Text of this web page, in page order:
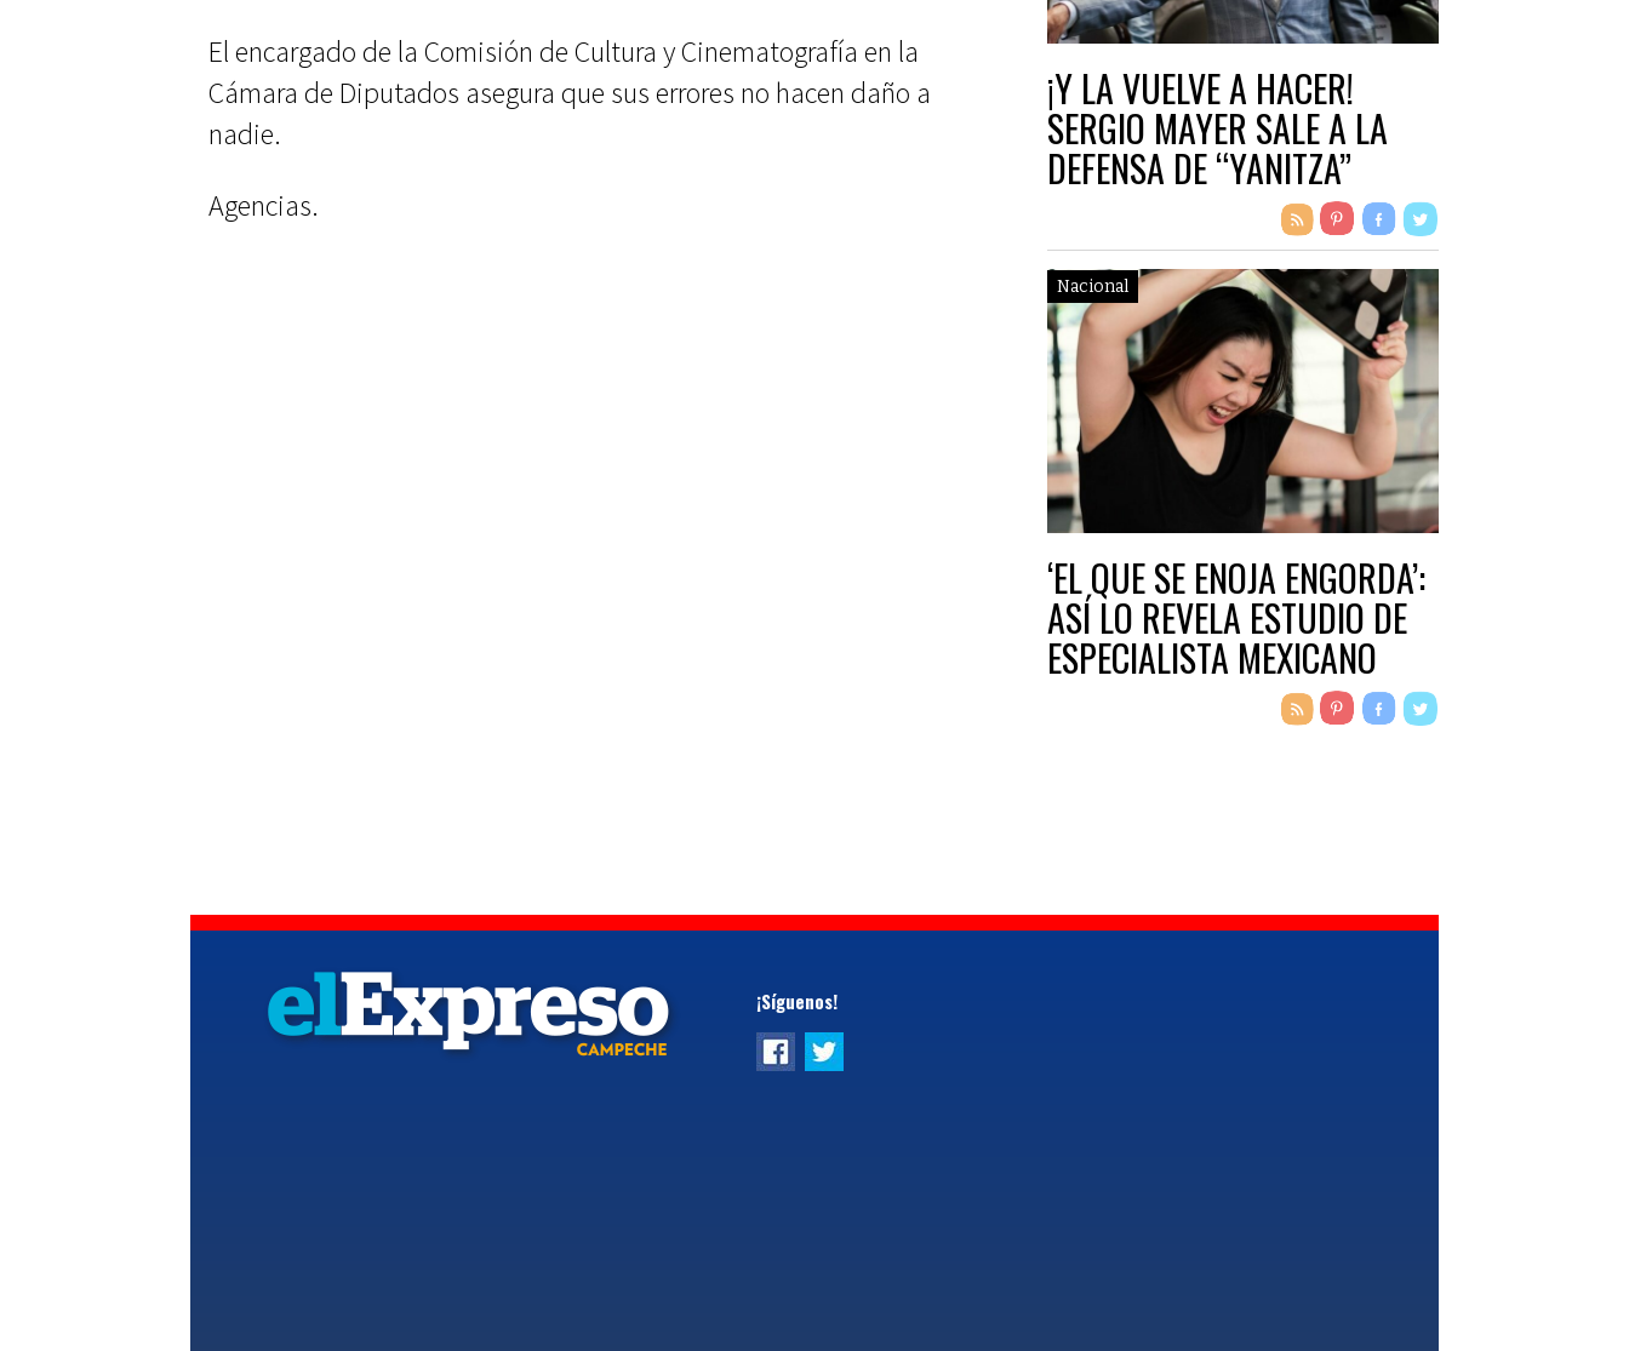
El encargado de la Comisión de Cultura y Cinematografía en la
Cámara de Diputados asegura que sus errores no hacen daño a
nadie.
Agencias.
¡Y LA VUELVE A HACER!
SERGIO MAYER SALE A LA
DEFENSA DE “YANITZA”
Nacional
‘EL QUE SE ENOJA ENGORDA’:
ASÍ LO REVELA ESTUDIO DE
ESPECIALISTA MEXICANO
¡Síguenos!